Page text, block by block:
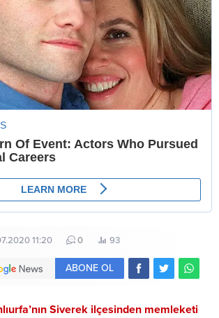
11:20 0 93
ABONE OL
Siverek ilçesinden memleketi